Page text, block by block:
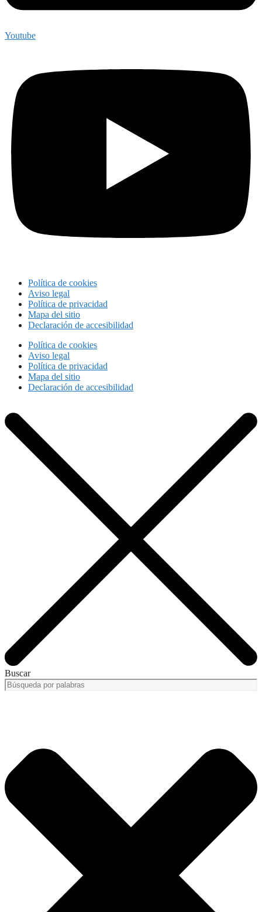
Youtube
Política de cookies
Aviso legal
Política de privacidad
Mapa del sitio
Declaración de accesibilidad
Política de cookies
Aviso legal
Política de privacidad
Mapa del sitio
Declaración de accesibilidad
Buscar